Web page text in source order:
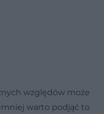
względów może
warto podjąć to